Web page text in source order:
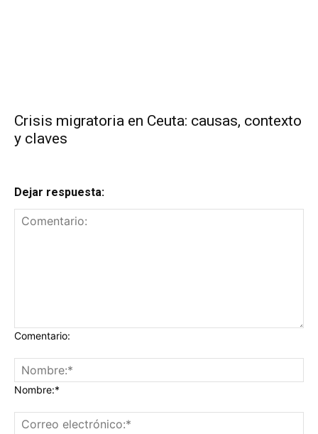
Crisis migratoria en Ceuta: causas, contexto
y claves
Dejar respuesta:
Comentario:
Nombre:*